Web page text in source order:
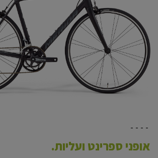
- - - -
אופני ספרינט ועליות.